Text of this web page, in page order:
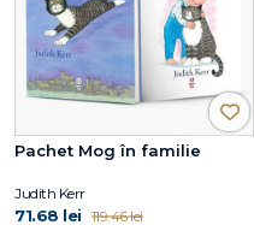
Pachet Mog în familie
Judith Kerr
71.68 lei 119.46 lei